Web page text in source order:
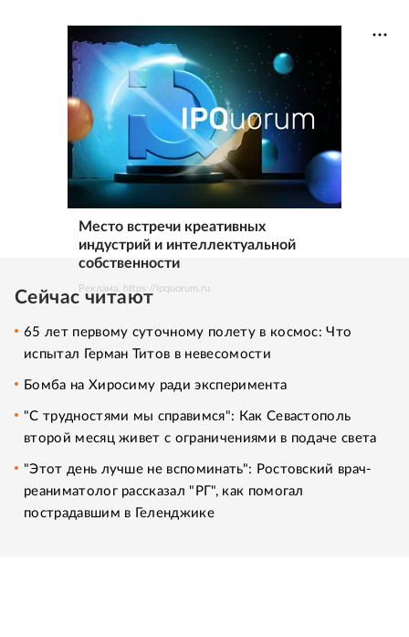
Место встречи креативных
индустрий и интеллектуальной
собственности
Реклама. https://ipquorum.ru
Сейчас читают
65 лет первому суточному полету в космос: Что
испытал Герман Титов в невесомости
Бомба на Хиросиму ради эксперимента
"С трудностями мы справимся": Как Севастополь
второй месяц живет с ограничениями в подаче света
"Этот день лучше не вспоминать": Ростовский врач-
реаниматолог рассказал "РГ", как помогал
пострадавшим в Геленджике